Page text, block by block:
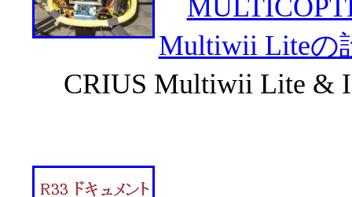
Multiwii Liteの
CRIUS Multiwii Lite &